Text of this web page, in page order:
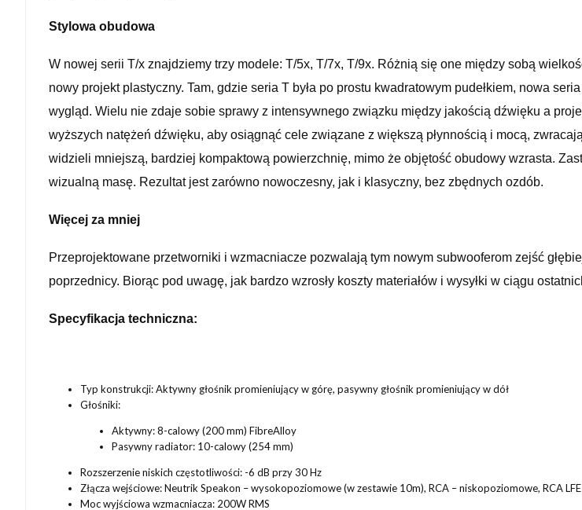
Stylowa obudowa
W nowej serii T/x znajdziemy trzy modele: T/5x, T/7x, T/9x. Różnią się one między sobą
nowy projekt plastyczny. Tam, gdzie seria T była po prostu kwadratowym pudełkiem, nowa
wygląd. Wielu nie zdaje sobie sprawy z intensywnego związku między jakością dźwięku a
wyższych natężeń dźwięku, aby osiągnąć cele związane z większą płynnością i mocą,
widzieli mniejszą, bardziej kompaktową powierzchnię, mimo że objętość obudowy wzrasta.
wizualną masę. Rezultat jest zarówno nowoczesny, jak i klasyczny, bez zbędnych ozdób.
Więcej za mniej
Przeprojektowane przetworniki i wzmacniacze pozwalają tym nowym subwooferom zejść
poprzednicy. Biorąc pod uwagę, jak bardzo wzrosły koszty materiałów i wysyłki w ciągu
Specyfikacja techniczna:
Typ konstrukcji: Aktywny głośnik promieniujący w górę, pasywny głośnik promieniujący w dół
Głośniki:
Aktywny: 8-calowy (200 mm) FibreAlloy
Pasywny radiator: 10-calowy (254 mm)
Rozszerzenie niskich częstotliwości: -6 dB przy 30 Hz
Złącza wejściowe: Neutrik Speakon – wysokopoziomowe (w zestawie 10m), RCA – niskopoziomowe, RCA LFE
Moc wyjściowa wzmacniacza: 200W RMS